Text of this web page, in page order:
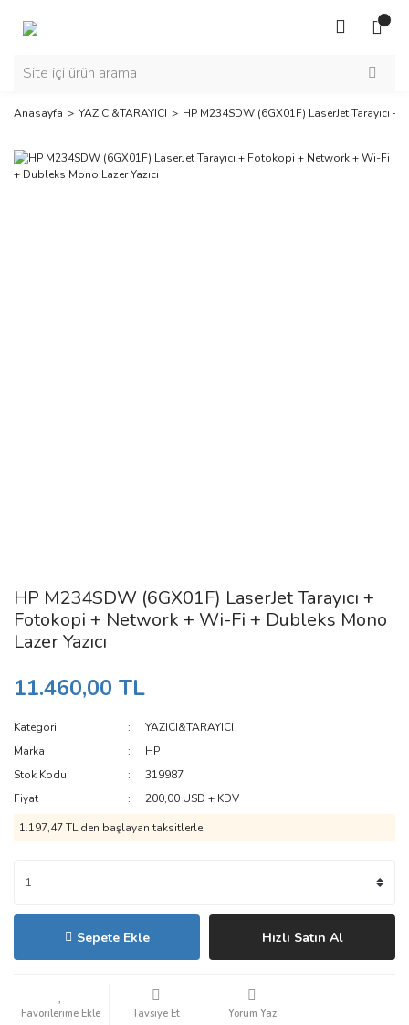
Anasayfa YAZICI&TARAYICI HP M234SDW (6GX01F) LaserJet Tarayıcı
HP M234SDW (6GX01F) LaserJet Tarayıcı +
Fotokopi + Network + Wi-Fi + Dubleks Mono
Lazer Yazıcı
11.460,00 TL
Kategori
YAZICI&TARAYICI
Marka
HP
Stok Kodu
319987
Fiyat
200,00 USD + KDV
1.197,47 TL den başlayan taksitlerle!
Sepete Ekle Hızlı Satın Al
Tavsiye Et Yorum Yaz